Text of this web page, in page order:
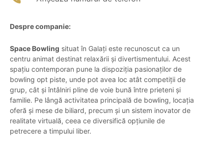
Despre companie:
Space Bowling situat în Galați este recunoscut ca un
centru animat destinat relaxării și divertismentului. Acest
spațiu contemporan pune la dispoziția pasionaților de
bowling opt piste, unde pot avea loc atât competiții de
grup, cât și întâlniri pline de voie bună între prieteni și
familie. Pe lângă activitatea principală de bowling, locația
oferă și mese de biliard, precum și un sistem inovator de
realitate virtuală, ceea ce diversifică opțiunile de
petrecere a timpului liber.